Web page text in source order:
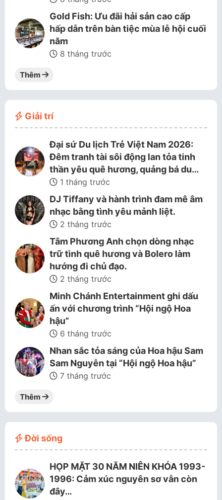
Gold Fish: Ưu đãi hải sản cao cấp
hấp dẫn trên bàn tiệc mùa lễ hội cuối
năm
8 tháng trước
Thêm
Giải trí
Đại sứ Du lịch Trẻ Việt Nam 2026:
Đêm tranh tài sôi động lan tỏa tinh
thần yêu quê hương, quảng bá du…
1 tháng trước
DJ Tiffany và hành trình đam mê âm
nhạc bằng tình yêu mảnh liệt.
2 tháng trước
Tâm Phương Anh chọn dòng nhạc
trữ tình quê hương và Bolero làm
hướng đi chủ đạo.
2 tháng trước
Minh Chánh Entertainment ghi dấu
ấn với chương trình “Hội ngộ Hoa
hậu”
6 tháng trước
Nhan sắc tỏa sáng của Hoa hậu Sam
Sam Nguyễn tại “Hội ngộ Hoa hậu”
7 tháng trước
Thêm
Đời sống
HỌP MẶT 30 NĂM NIÊN KHÓA 1993-
1996: Cảm xúc nguyên sơ vẫn còn
đây…